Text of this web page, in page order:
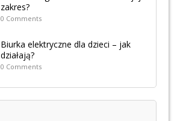
zakres?
0 Comments
Biurka elektryczne dla dzieci – jak
działają?
0 Comments